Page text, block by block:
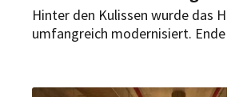
Hinter den Kulissen wurde das
umfangreich modernisiert.